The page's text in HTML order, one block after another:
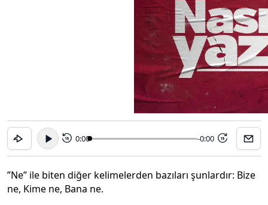
15 0:00 -0:00 15
”Ne” ile biten diğer kelimelerden bazıları şunlardır: Bize
ne, Kime ne, Bana ne.